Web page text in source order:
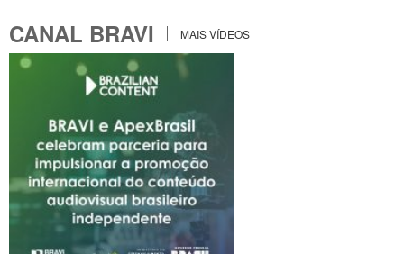
CANAL BRAVI MAIS VÍDEOS